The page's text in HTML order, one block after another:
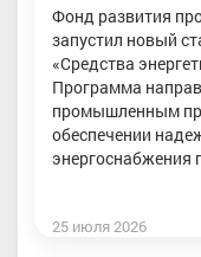
Фонд развития
запустил новый
«Средства
Программа
промышленным
обеспечении
энергоснабжения
25 июля 2026